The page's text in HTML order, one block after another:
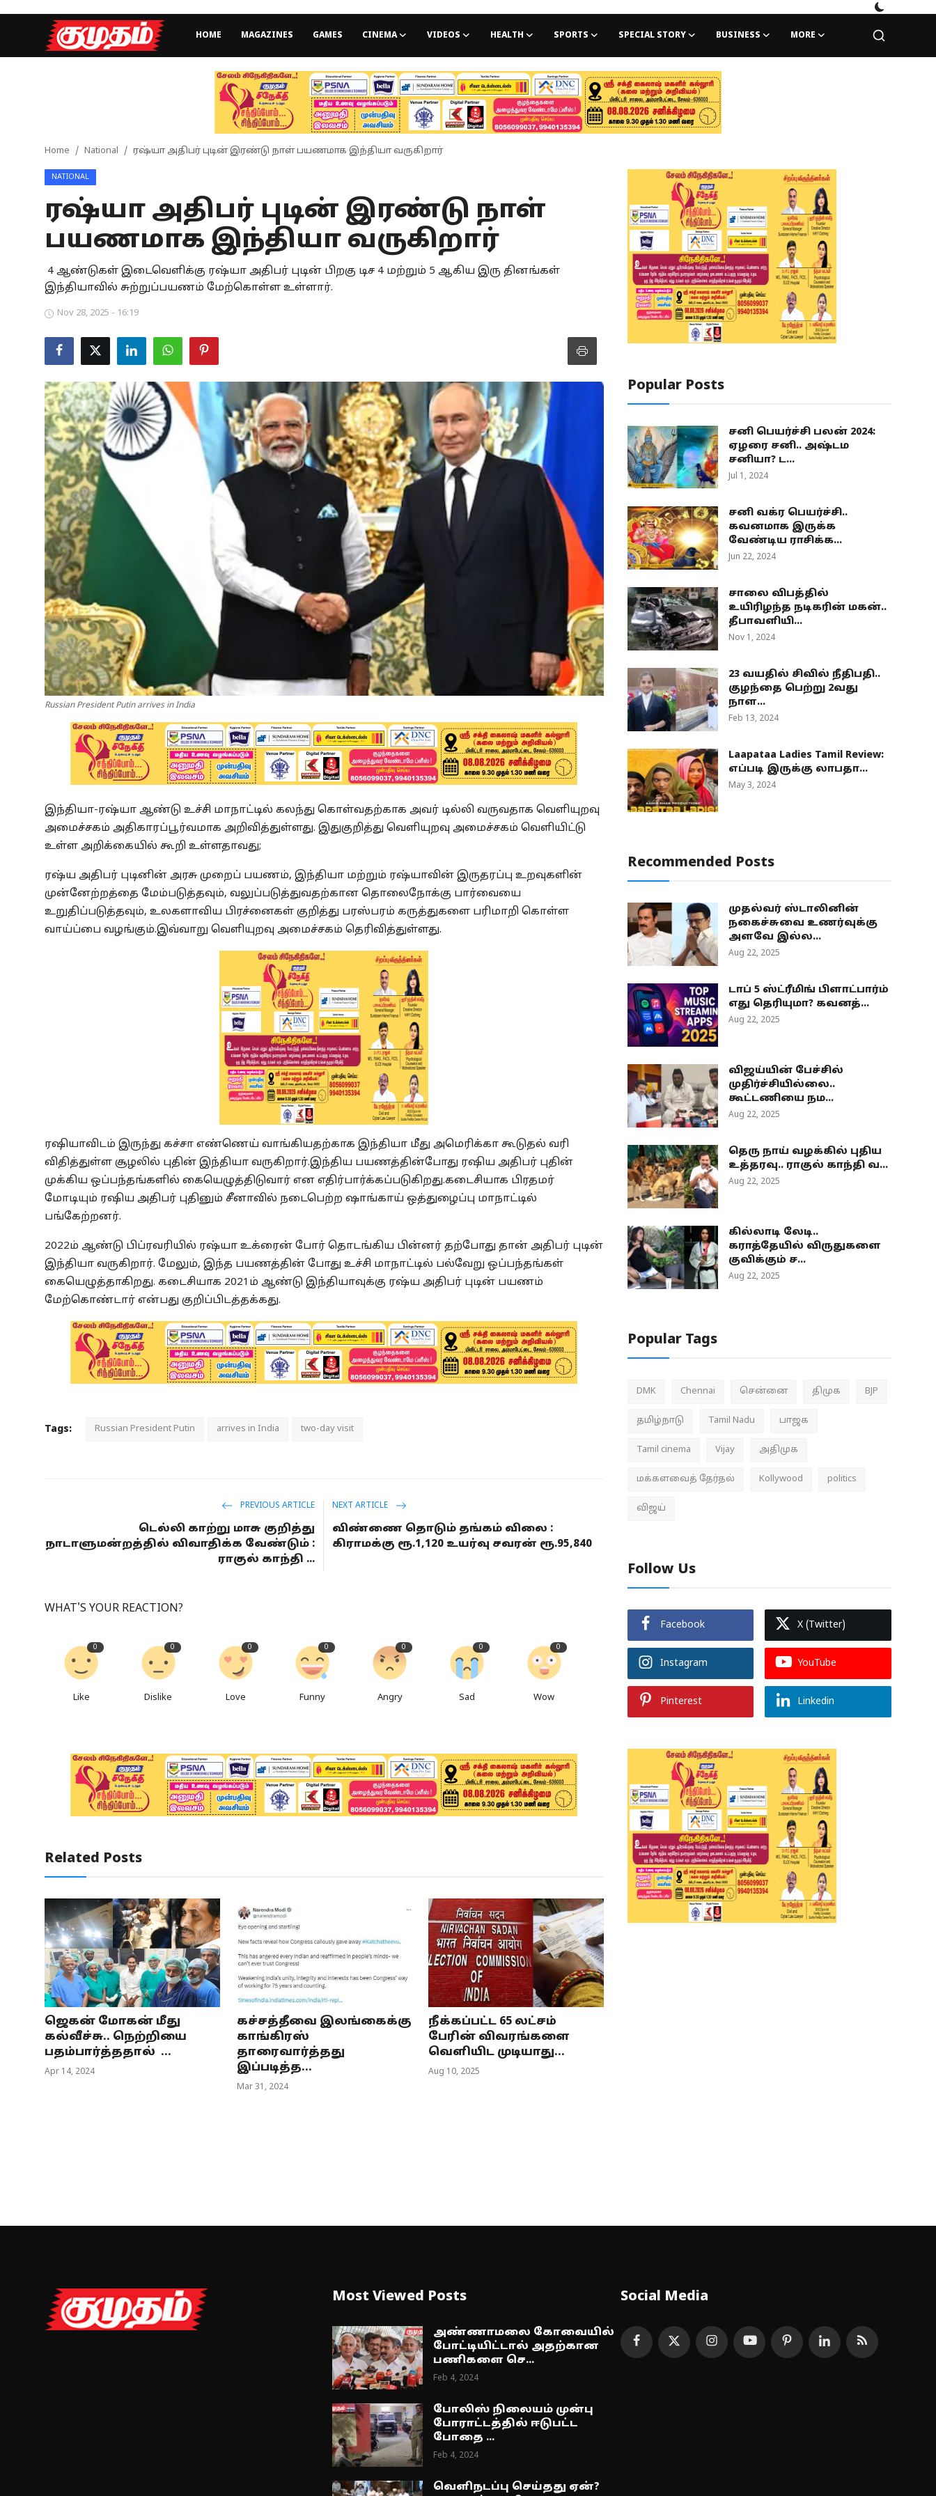
HOME MAGAZINES GAMES CINEMA VIDEOS HEALTH SPORTS SPECIAL STORY BUSINESS MORE
Games
Business
Tamilnadu
National
Astrology
Spirituality
Weather
Politics
Home National ரஷ்யா அதிபர் புடின் இரண்டு நாள் பயணமாக இந்தியா வருகிறார்
NATIONAL
ரஷ்யா அதிபர் புடின் இரண்டு நாள்
பயணமாக இந்தியா வருகிறார்
4 ஆண்டுகள் இடைவெளிக்கு ரஷ்யா அதிபர் புடின் பிறகு டிச 4 மற்றும் 5 ஆகிய இரு தினங்கள்
இந்தியாவில் சுற்றுப்பயணம் மேற்கொள்ள உள்ளார்.
Nov 28, 2025 - 16:19
Russian President Putin arrives in India
இந்தியா-ரஷ்யா ஆண்டு உச்சி மாநாட்டில் கலந்து கொள்வதற்காக அவர் டில்லி வருவதாக வெளியுறவு
அமைச்சகம் அதிகாரப்பூர்வமாக அறிவித்துள்ளது. இதுகுறித்து வெளியுறவு அமைச்சகம் வெளியிட்டு
உள்ள அறிக்கையில் கூறி உள்ளதாவது;
ரஷ்ய அதிபர் புடினின் அரசு முறைப் பயணம், இந்தியா மற்றும் ரஷ்யாவின் இருதரப்பு உறவுகளின்
முன்னேற்றத்தை மேம்படுத்தவும், வலுப்படுத்துவதற்கான தொலைநோக்கு பார்வையை
உறுதிப்படுத்தவும், உலகளாவிய பிரச்னைகள் குறித்து பரஸ்பரம் கருத்துகளை பரிமாறி கொள்ள
வாய்ப்பை வழங்கும்.இவ்வாறு வெளியுறவு அமைச்சகம் தெரிவித்துள்ளது.
ரஷியாவிடம் இருந்து கச்சா எண்ணெய் வாங்கியதற்காக இந்தியா மீது அமெரிக்கா கூடுதல் வரி
விதித்துள்ள சூழலில் புதின் இந்தியா வருகிறார்.இந்திய பயணத்தின்போது ரஷிய அதிபர் புதின்
முக்கிய ஒப்பந்தங்களில் கையெழுத்திடுவார் என எதிர்பார்க்கப்படுகிறது.கடைசியாக பிரதமர்
மோடியும் ரஷிய அதிபர் புதினும் சீனாவில் நடைபெற்ற ஷாங்காய் ஒத்துழைப்பு மாநாட்டில்
பங்கேற்றனர்.
2022ம் ஆண்டு பிப்ரவரியில் ரஷ்யா உக்ரைன் போர் தொடங்கிய பின்னர் தற்போது தான் அதிபர் புடின்
இந்தியா வருகிறார். மேலும், இந்த பயணத்தின் போது உச்சி மாநாட்டில் பல்வேறு ஒப்பந்தங்கள்
கையெழுத்தாகிறது. கடைசியாக 2021ம் ஆண்டு இந்தியாவுக்கு ரஷ்ய அதிபர் புடின் பயணம்
மேற்கொண்டார் என்பது குறிப்பிடத்தக்கது.
Tags: Russian President Putin arrives in India two-day visit
PREVIOUS ARTICLE
டெல்லி காற்று மாசு குறித்து
நாடாளுமன்றத்தில் விவாதிக்க வேண்டும் :
ராகுல் காந்தி ...
NEXT ARTICLE
விண்ணை தொடும் தங்கம் விலை :
கிராமக்கு ரூ.1,120 உயர்வு சவரன் ரூ.95,840
WHAT'S YOUR REACTION?
0
Like
0
Dislike
0
Love
0
Funny
0
Angry
0
Sad
0
Wow
Related Posts
ஜெகன் மோகன் மீது
கல்வீச்சு.. நெற்றியை
பதம்பார்த்ததால் ...
Apr 14, 2024
கச்சத்தீவை இலங்கைக்கு
காங்கிரஸ்
தாரைவார்த்தது
இப்படித்த...
Mar 31, 2024
நீக்கப்பட்ட 65 லட்சம்
பேரின் விவரங்களை
வெளியிட முடியாது...
Aug 10, 2025
Popular Posts
சனி பெயர்ச்சி பலன் 2024:
ஏழரை சனி.. அஷ்டம
சனியா? ட...
Jul 1, 2024
சனி வக்ர பெயர்ச்சி..
கவனமாக இருக்க
வேண்டிய ராசிக்க...
Jun 22, 2024
சாலை விபத்தில்
உயிரிழந்த நடிகரின் மகன்..
தீபாவளியி...
Nov 1, 2024
23 வயதில் சிவில் நீதிபதி..
குழந்தை பெற்று 2வது
நாள...
Feb 13, 2024
Laapataa Ladies Tamil Review:
எப்படி இருக்கு லாபதா...
May 3, 2024
Recommended Posts
முதல்வர் ஸ்டாலினின்
நகைச்சுவை உணர்வுக்கு
அளவே இல்ல...
Aug 22, 2025
டாப் 5 ஸ்ட்ரீமிங் பிளாட்பார்ம்
எது தெரியுமா? கவனத்...
Aug 22, 2025
விஜய்யின் பேச்சில்
முதிர்ச்சியில்லை..
கூட்டணியை நம...
Aug 22, 2025
தெரு நாய் வழக்கில் புதிய
உத்தரவு.. ராகுல் காந்தி வ...
Aug 22, 2025
கில்லாடி லேடி..
கராத்தேயில் விருதுகளை
குவிக்கும் ச...
Aug 22, 2025
Popular Tags
DMK Chennai சென்னை திமுக BJP
தமிழ்நாடு Tamil Nadu பாஜக
Tamil cinema Vijay அதிமுக
மக்களவைத் தேர்தல் Kollywood politics
விஜய்
Follow Us
Facebook X (Twitter)
Instagram YouTube
Pinterest Linkedin
Most Viewed Posts
அண்ணாமலை கோவையில்
போட்டியிட்டால் அதற்கான
பணிகளை செ...
Feb 4, 2024
போலிஸ் நிலையம் முன்பு
போராட்டத்தில் ஈடுபட்ட
போதை ...
Feb 4, 2024
வெளிநடப்பு செய்தது ஏன்?
Social Media